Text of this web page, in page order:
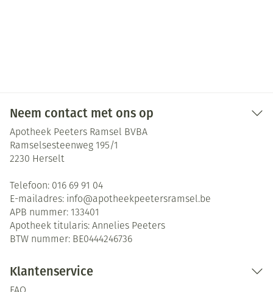
Neem contact met ons op
Apotheek Peeters Ramsel BVBA
Ramselsesteenweg 195/1
2230 Herselt
Telefoon: 016 69 91 04
E-mailadres: info@apotheekpeetersramsel.be
APB nummer: 133401
Apotheek titularis: Annelies Peeters
BTW nummer: BE0444246736
Klantenservice